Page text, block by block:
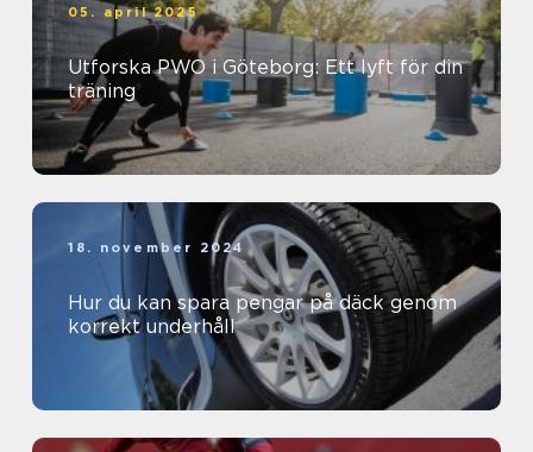
05. april 2025
Utforska PWO i Göteborg: Ett lyft för din
träning
18. november 2024
Hur du kan spara pengar på däck genom
korrekt underhåll